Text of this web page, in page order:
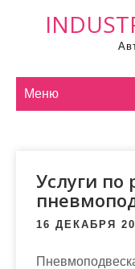
Меню
Услуги по
16 ДЕКАБРЯ